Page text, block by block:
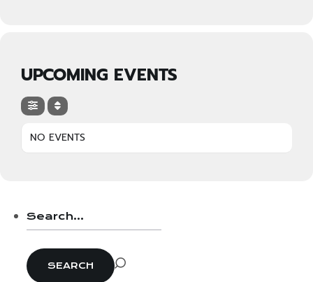
UPCOMING EVENTS
NO EVENTS